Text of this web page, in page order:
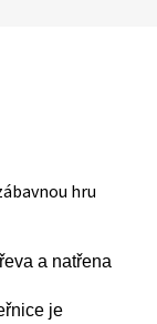
hru
a natřena
je